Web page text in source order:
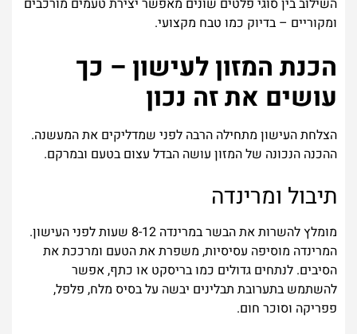
השילוב בין סוגי פלטים שונים מאפשר יצירת טעמים מורכבים
ומקוריים – בדיוק כמו טבח מקצועי.
הכנת המזון לעישון – כך
עושים את זה נכון
הצלחת העישון מתחילה הרבה לפני שמדליקים את המעשנה.
ההכנה הנכונה של המזון עושה הבדל עצום בטעם ובמרקם.
תיבול ומרינדה
מומלץ להשרות את הבשר במרינדה 8-12 שעות לפני העישון.
המרינדה מוסיפה עסיסיות, משפרת את הטעם ומרככת את
הסיבים. לנתחים גדולים כמו בריסקט או כתף, אפשר
להשתמש בתערובת תבלינים יבשה על בסיס מלח, פלפל,
פפריקה וסוכר חום.